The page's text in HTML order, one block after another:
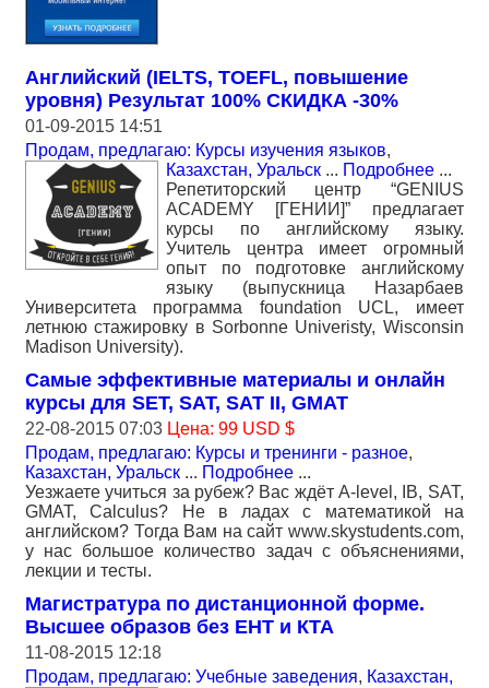
Английский (IELTS, TOEFL, повышение
уровня) Результат 100% СКИДКА -30%
01-09-2015 14:51
Продам, предлагаю: Курсы изучения языков,
Казахстан, Уральск ... Подробнее ...
Репетиторский центр “GENIUS
ACADEMY [ГЕНИИ]” предлагает
курсы по английскому языку.
Учитель центра имеет огромный
опыт по подготовке английскому
языку (выпускница Назарбаев
Университета программа foundation UCL, имеет
летнюю стажировку в Sorbonne Univeristy, Wisconsin
Madison University).
Самые эффективные материалы и онлайн
курсы для SET, SAT, SAT II, GMAT
22-08-2015 07:03 Цена: 99 USD $
Продам, предлагаю: Курсы и тренинги - разное,
Казахстан, Уральск ... Подробнее ...
Уезжаете учиться за рубеж? Вас ждёт A-level, IB, SAT,
GMAT, Calculus? Не в ладах с математикой на
английском? Тогда Вам на сайт www.skystudents.com,
у нас большое количество задач с объяснениями,
лекции и тесты.
Магистратура по дистанционной форме.
Высшее образов без ЕНТ и КТА
11-08-2015 12:18
Продам, предлагаю: Учебные заведения, Казахстан,